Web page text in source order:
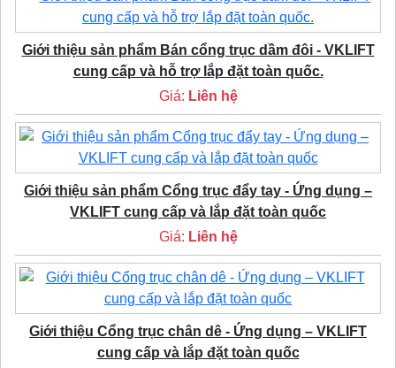
Giới thiệu sản phẩm Bán cổng trục dầm đôi - VKLIFT
cung cấp và hỗ trợ lắp đặt toàn quốc.
Giá: Liên hệ
Giới thiệu sản phẩm Cổng trục đẩy tay - Ứng dụng –
VKLIFT cung cấp và lắp đặt toàn quốc
Giá: Liên hệ
Giới thiệu Cổng trục chân dê - Ứng dụng – VKLIFT
cung cấp và lắp đặt toàn quốc